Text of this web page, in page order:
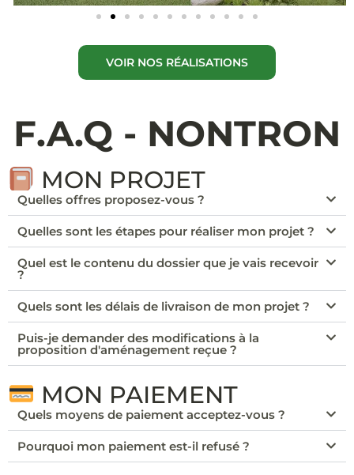
VOIR NOS RÉALISATIONS
F.A.Q - NONTRON
MON PROJET
Quelles offres proposez-vous ?
Quelles sont les étapes pour réaliser mon projet ?
Quel est le contenu du dossier que je vais recevoir
?
Quels sont les délais de livraison de mon projet ?
Puis-je demander des modifications à la
proposition d'aménagement reçue ?
MON PAIEMENT
Quels moyens de paiement acceptez-vous ?
Pourquoi mon paiement est-il refusé ?